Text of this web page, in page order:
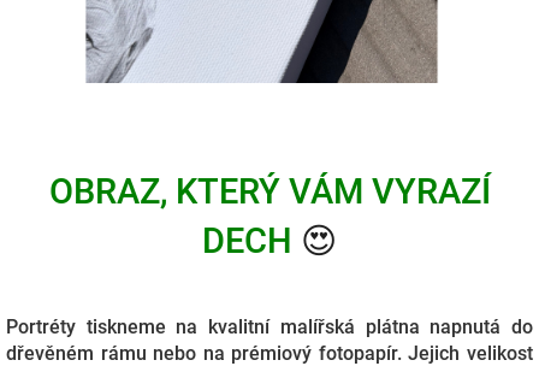
OBRAZ, KTERÝ VÁM VYRAZÍ
DECH 😍
Portréty tiskneme na kvalitní malířská plátna napnutá do
dřevěném rámu nebo na prémiový fotopapír. Jejich velikost